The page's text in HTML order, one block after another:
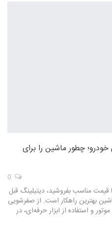
چطور ماشین را برای
قیمت مناسب بفروشید، دیتیلینگ قبل
بهترین راهکار است. از صفرشویی
و استفاده از ابزار حرفه‌ای، در